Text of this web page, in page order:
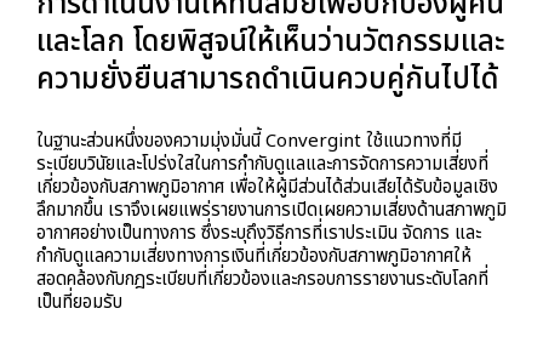
และโลก โดยพิสูจน์ให้เห็นว่านวัตกรรมและ
ความยั่งยืนสามารถดำเนินควบคู่กันไปได้
ในฐานะส่วนหนึ่งของความมุ่งมั่นนี้ Convergint ใช้แนวทางที่มี
ระเบียบวินัยและโปร่งใสในการกำกับดูแลและการจัดการความเสี่ยงที่
เกี่ยวข้องกับสภาพภูมิอากาศ เพื่อให้ผู้มีส่วนได้ส่วนเสียได้รับข้อมูลเชิง
ลึกมากขึ้น เราจึงเผยแพร่รายงานการเปิดเผยความเสี่ยงด้านสภาพภูมิ
อากาศอย่างเป็นทางการ ซึ่งระบุถึงวิธีการที่เราประเมิน จัดการ และ
กำกับดูแลความเสี่ยงทางการเงินที่เกี่ยวข้องกับสภาพภูมิอากาศให้
สอดคล้องกับกฎระเบียบที่เกี่ยวข้องและกรอบการรายงานระดับโลกที่
เป็นที่ยอมรับ